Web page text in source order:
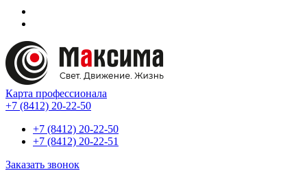
Карта профессионала
+7 (8412) 20-22-50
+7 (8412) 20-22-50
+7 (8412) 20-22-51
Заказать звонок